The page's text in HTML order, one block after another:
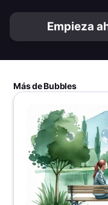
Empieza
Más de Bubbles